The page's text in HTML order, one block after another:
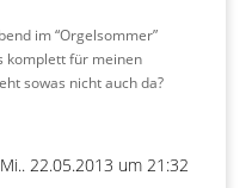
im “Orgelsommer”
komplett für meinen
sowas nicht auch da?
22.05.2013 um 21:32